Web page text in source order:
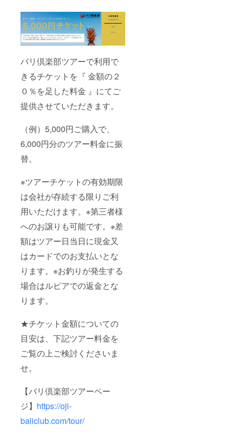
バリ倶楽部ツアーで利用で
きるチケットを『 金額の２
０％を足した料金 』にてご
提供させていただきます。
（例）5,000円ご購入で、
6,000円分のツアー料金に振
替。
※ツアーチケットの有効期限
は会社が存続する限りご利
用いただけます。※第三者様
へのお譲りも可能です。※差
額はツアー日当日に現金又
はカードでのお支払いとな
ります。※お釣りが発生する
場合はルピアでの返金とな
ります。
★チケット金額についての
目安は、下記ツアー料金を
ご覧の上ご検討くださいま
せ。
【バリ倶楽部ツアーペー
ジ】 https://oji-
baliclub.com/tour/